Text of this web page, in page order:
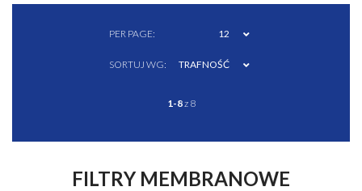
PER PAGE: 12
SORTUJ WG: TRAFNOŚĆ
1-8z 8
FILTRY MEMBRANOWE